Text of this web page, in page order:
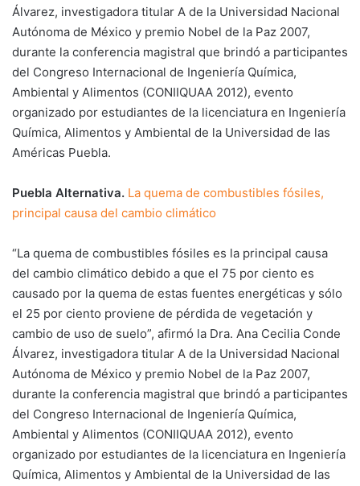
Álvarez, investigadora titular A de la Universidad Nacional
Autónoma de México y premio Nobel de la Paz 2007,
durante la conferencia magistral que brindó a participantes
del Congreso Internacional de Ingeniería Química,
Ambiental y Alimentos (CONIIQUAA 2012), evento
organizado por estudiantes de la licenciatura en Ingeniería
Química, Alimentos y Ambiental de la Universidad de las
Américas Puebla.
Puebla Alternativa. La quema de combustibles fósiles,
principal causa del cambio climático
“La quema de combustibles fósiles es la principal causa
del cambio climático debido a que el 75 por ciento es
causado por la quema de estas fuentes energéticas y sólo
el 25 por ciento proviene de pérdida de vegetación y
cambio de uso de suelo”, afirmó la Dra. Ana Cecilia Conde
Álvarez, investigadora titular A de la Universidad Nacional
Autónoma de México y premio Nobel de la Paz 2007,
durante la conferencia magistral que brindó a participantes
del Congreso Internacional de Ingeniería Química,
Ambiental y Alimentos (CONIIQUAA 2012), evento
organizado por estudiantes de la licenciatura en Ingeniería
Química, Alimentos y Ambiental de la Universidad de las